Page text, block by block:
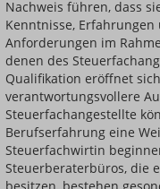
Nachweis führen, dass
Kenntnisse,
Anforderungen im
denen des
Qualifikation eröffnet
verantwortungsvollere
Steuerfachangestellte
Berufserfahrung eine
Steuerfachwirtin
Steuerberaterbüros, die